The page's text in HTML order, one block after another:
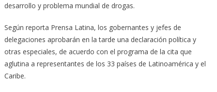
desarrollo y problema mundial de drogas.
Según reporta Prensa Latina, los gobernantes y jefes de
delegaciones aprobarán en la tarde una declaración política y
otras especiales, de acuerdo con el programa de la cita que
aglutina a representantes de los 33 países de Latinoamérica y el
Caribe.